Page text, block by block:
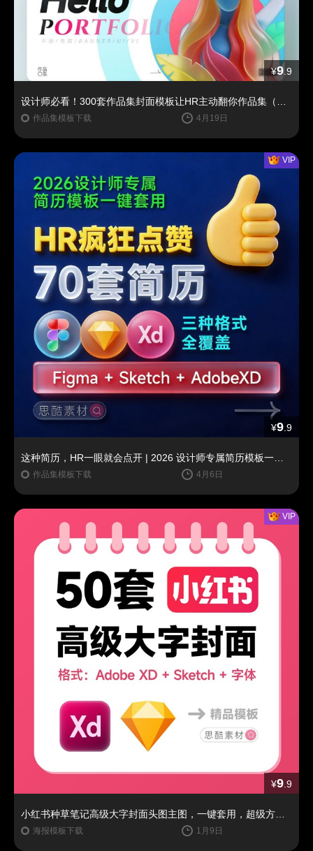
¥9 .9
作品集模板下载 4月19日
¥9 .9
作品集模板下载 4月6日
¥9 .9
海报模板下载 1月9日